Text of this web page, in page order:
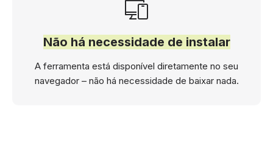
Não há necessidade de instalar
A ferramenta está disponível diretamente no seu
navegador – não há necessidade de baixar nada.